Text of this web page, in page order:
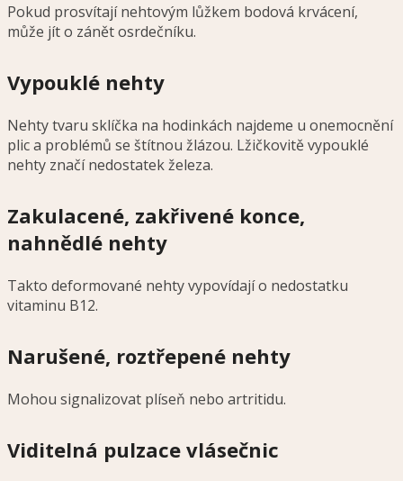
Pokud prosvítají nehtovým lůžkem bodová krvácení,
může jít o zánět osrdečníku.
Vypouklé nehty
Nehty tvaru sklíčka na hodinkách najdeme u onemocnění
plic a problémů se štítnou žlázou. Lžičkovitě vypouklé
nehty značí nedostatek železa.
Zakulacené, zakřivené konce,
nahnědlé nehty
Takto deformované nehty vypovídají o nedostatku
vitaminu B12.
Narušené, roztřepené nehty
Mohou signalizovat plíseň nebo artritidu.
Viditelná pulzace vlásečnic